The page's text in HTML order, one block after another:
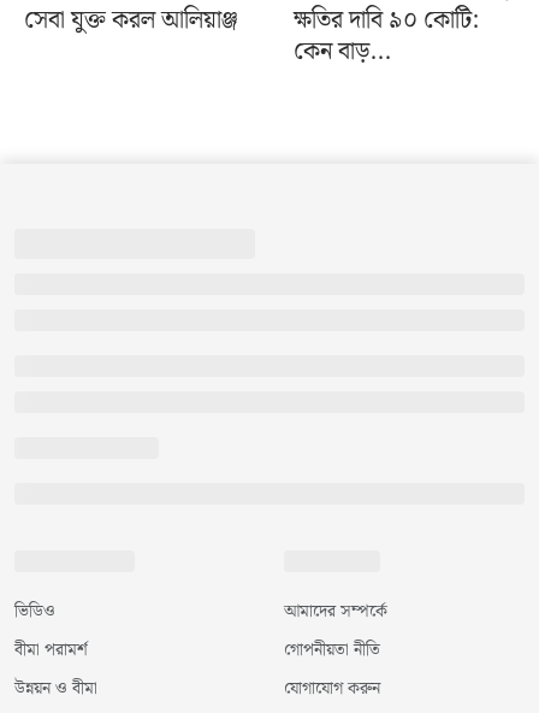
সেবা যুক্ত করল আলিয়াঞ্জ
ক্ষতির দাবি ৯০ কোটি:
কেন বাড়...
ভিডিও
বীমা পরামর্শ
উন্নয়ন ও বীমা
আমাদের সম্পর্কে
গোপনীয়তা নীতি
যোগাযোগ করুন